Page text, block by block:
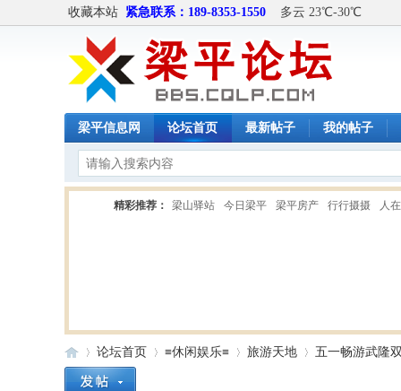
收藏本站 紧急联系：189-8353-1550 多云 23℃-30℃
梁平信息网 论坛首页 最新帖子 我的帖子
精彩推荐： 梁山驿站 今日梁平 梁平房产 行行摄摄
人
论坛首页 ≡休闲娱乐≡ 旅游天地 五一畅游武隆